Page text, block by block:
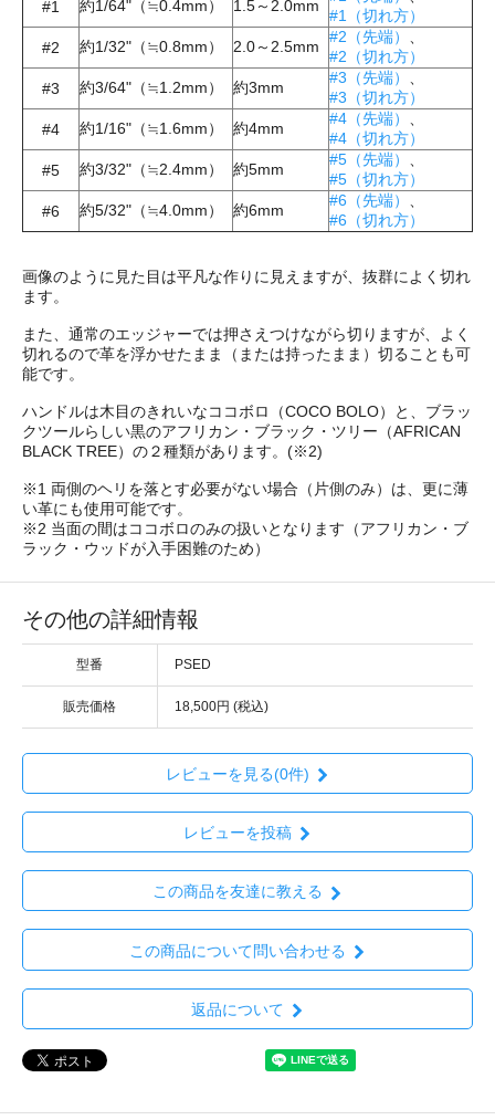
#1
約1/64"（≒0.4mm） 1.5～2.0mm
#1（切れ方）
#2
約1/32"（≒0.8mm） 2.0～2.5mm
#2（先端）
#2（切れ方）
#3
約3/64"（≒1.2mm） 約3mm
#3（先端）
#3（切れ方）
#4
約1/16"（≒1.6mm） 約4mm
#4（先端）
#4（切れ方）
#5
約3/32"（≒2.4mm） 約5mm
#5（先端）
#5（切れ方）
#6
約5/32"（≒4.0mm） 約6mm
#6（先端）
#6（切れ方）
画像のように見た目は平凡な作りに見えますが、抜群によく切れ
ます。
また、通常のエッジャーでは押さえつけながら切りますが、よく
切れるので革を浮かせたまま（または持ったまま）切ることも可
能です。
ハンドルは木目のきれいなココボロ（COCO BOLO）と、ブラッ
クツールらしい黒のアフリカン・ブラック・ツリー（AFRICAN
BLACK TREE）の２種類があります。(※2)
※1 両側のヘリを落とす必要がない場合（片側のみ）は、更に薄
い革にも使用可能です。
※2 当面の間はココボロのみの扱いとなります（アフリカン・ブ
ラック・ウッドが入手困難のため）
その他の詳細情報
型番 PSED
販売価格 18,500円 (税込)
レビューを見る(0件)
レビューを投稿
この商品を友達に教える
この商品について問い合わせる
返品について